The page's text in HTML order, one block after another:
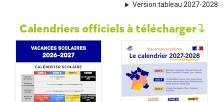
Version tableau 2027-2028
Calendriers officiels à télécharger